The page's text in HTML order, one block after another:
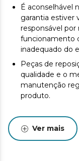
É aconselhável
garantia estiver
responsável por
funcionamento
inadequado do
Peças de
qualidade e o
manutenção
produto.
Ver mais